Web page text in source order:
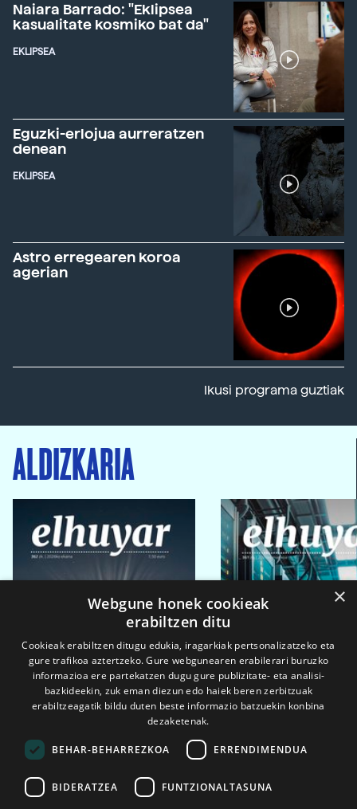
Naiara Barrado: "Eklipsea
kasualitate kosmiko bat da"
EKLIPSEA
Eguzki-erlojua aurreratzen
denean
EKLIPSEA
Astro erregearen koroa
agerian
Ikusi programa guztiak
ALDIZKARIA
2026ko eka. 1a 2026ko mar. 1a
×
Webgune honek cookieak
erabiltzen ditu
Cookieak erabiltzen ditugu edukia, iragarkiak pertsonalizatzeko eta
gure trafikoa aztertzeko. Gure webgunearen erabilerari buruzko
informazioa ere partekatzen dugu gure publizitate- eta analisi-
bazkideekin, zuk eman diezun edo haiek beren zerbitzuak
erabiltzeagatik bildu duten beste informazio batzuekin konbina
dezaketenak.
BEHAR-BEHARREZKOA ERRENDIMENDUA
BIDERATZEA FUNTZIONALTASUNA